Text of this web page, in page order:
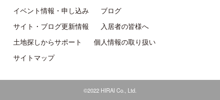
イベント情報・申し込み
ブログ
サイト・ブログ更新情報
入居者の皆様へ
土地探しからサポート
個人情報の取り扱い
サイトマップ
©2022 HIRAI Co., Ltd.